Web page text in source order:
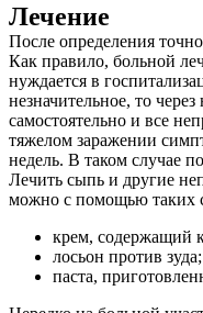
Лечение
После определения
Как правило, больной
нуждается в
незначительное, то
самостоятельно и все
тяжелом заражении
недель. В таком случае
Лечить сыпь и другие
можно с помощью таких
крем, содержащий
лосьон против зуда;
паста,